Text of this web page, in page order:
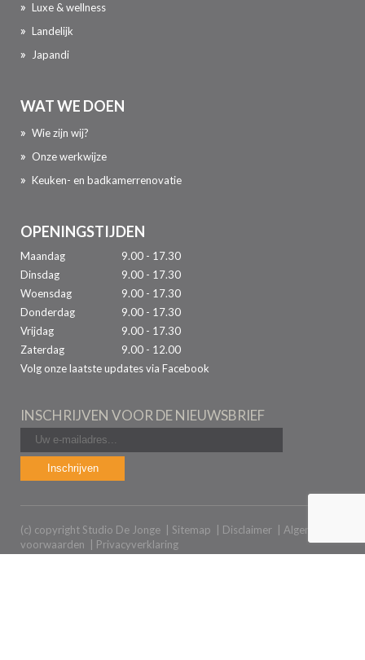
Luxe & wellness
Landelijk
Japandi
WAT WE DOEN
Wie zijn wij?
Onze werkwijze
Keuken- en badkamerrenovatie
OPENINGSTIJDEN
Maandag
9.00 - 17.30
Dinsdag
9.00 - 17.30
Woensdag
9.00 - 17.30
Donderdag
9.00 - 17.30
Vrijdag
9.00 - 17.30
Zaterdag
9.00 - 12.00
Volg onze laatste updates via Facebook
INSCHRIJVEN VOOR DE NIEUWSBRIEF
(c) copyright Studio De Jonge | Sitemap Disclaimer
Algemene
voorwaarden
Privacyverklaring